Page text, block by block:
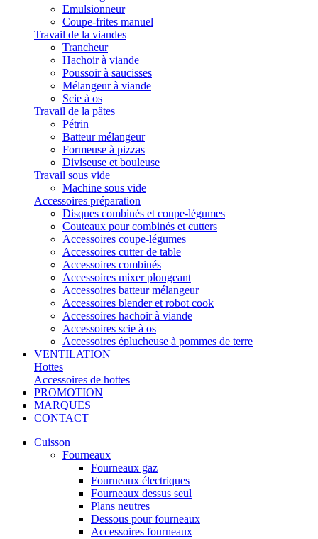
Emulsionneur
Coupe-frites manuel
Travail de la viandes
Trancheur
Hachoir à viande
Poussoir à saucisses
Mélangeur à viande
Scie à os
Travail de la pâtes
Pétrin
Batteur mélangeur
Formeuse à pizzas
Diviseuse et bouleuse
Travail sous vide
Machine sous vide
Accessoires préparation
Disques combinés et coupe-légumes
Couteaux pour combinés et cutters
Accessoires coupe-légumes
Accessoires cutter de table
Accessoires combinés
Accessoires mixer plongeant
Accessoires batteur mélangeur
Accessoires blender et robot cook
Accessoires hachoir à viande
Accessoires scie à os
Accessoires éplucheuse à pommes de terre
VENTILATION
Hottes
Accessoires de hottes
PROMOTION
MARQUES
CONTACT
Cuisson
Fourneaux
Fourneaux gaz
Fourneaux électriques
Fourneaux dessus seul
Plans neutres
Dessous pour fourneaux
Accessoires fourneaux